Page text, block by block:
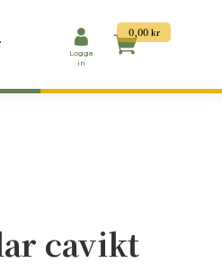
Logga
in
0,00 kr
cavikt